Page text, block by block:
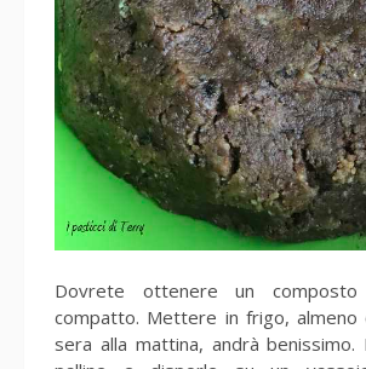
Dovrete ottenere un
compatto. Mettere in frigo,
sera alla mattina, andrà benissimo.